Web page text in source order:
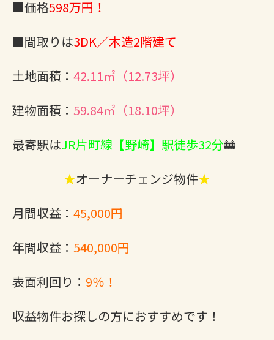
■価格598万円！
■間取りは3DK／木造2階建て
土地面積： 42.11㎡（12.73坪）
建物面積： 59.84㎡（18.10坪）
最寄駅はJR片町線【野崎】駅徒歩32分🚋
★オーナーチェンジ物件★
月間収益： 45,000円
年間収益： 540,000円
表面利回り： 9％！
収益物件お探しの方におすすめです！